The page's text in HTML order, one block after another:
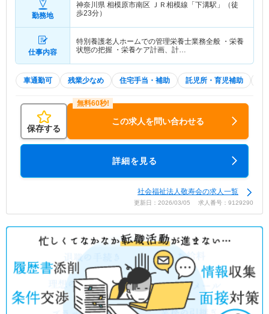
勤務地
神奈川県 相模原市南区 ＪＲ相模線「下溝駅」（徒
歩23分）
仕事内容
特別養護老人ホームでの管理栄養士業務全般 ・栄養
状態の把握 ・栄養ケア計画、計…
車通勤可 残業少なめ 住宅手当・補助 託児所・育児補助
保存する
この求人を問い合わせる
詳細を見る
社会福祉法人敬寿会の求人一覧
更新日：2026/03/05 求人番号：9129290